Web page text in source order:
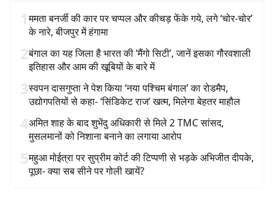
1ममता बनर्जी की कार पर चप्पल और कीचड़ फेंके गये, लगे ‘चोर-चोर’
के नारे, बीजपुर में हंगामा
2बंगाल का यह जिला है भारत की ‘मैंगो सिटी’, जानें इसका गौरवशाली
इतिहास और आम की खूबियों के बारे में
3स्वपन दासगुप्ता ने पेश किया ‘नया पश्चिम बंगाल’ का रोडमैप,
उद्योगपतियों से कहा- ‘सिंडिकेट राज’ खत्म, मिलेगा बेहतर माहौल
4अमित शाह के बाद शुभेंदु अधिकारी से मिले 2 TMC सांसद,
मुसलमानों को निशाना बनाने का लगाया आरोप
5महुआ मोईत्रा पर सुप्रीम कोर्ट की टिप्पणी से भड़के अभिजीत दीपके,
पूछा- क्या सब सीने पर गोली खायें?